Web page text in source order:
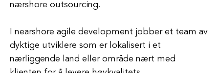
nærshore outsourcing.
I nearshore agile development jobber et team av
dyktige utviklere som er lokalisert i et
nærliggende land eller område nært med